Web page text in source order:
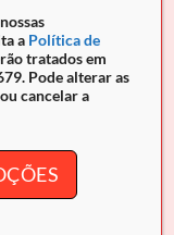
a Política de
tratados em
Pode alterar as
cancelar a